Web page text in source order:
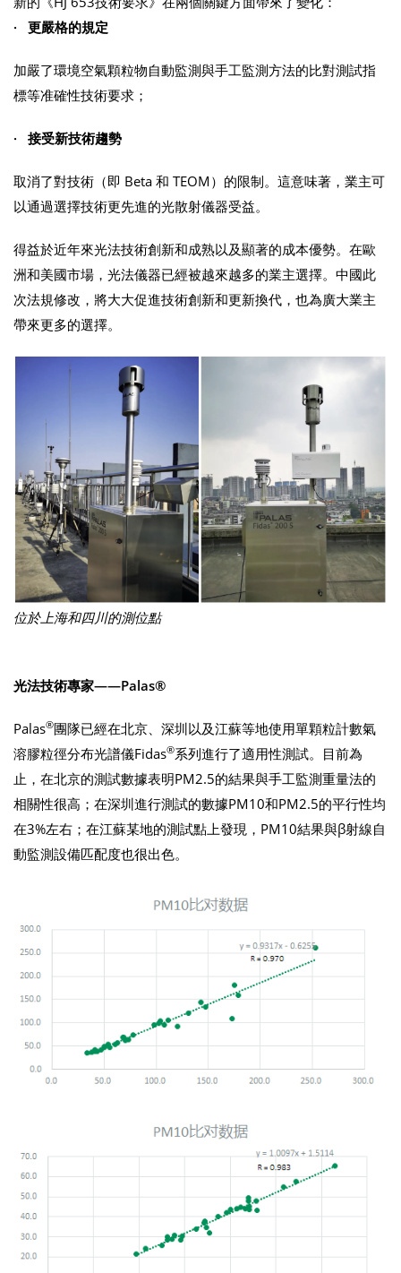
· 更嚴格的規定
加嚴了環境空氣顆粒物自動監測與手工監測方法的比對測試指
標等准確性技術要求；
· 接受新技術趨勢
取消了對技術（即 Beta 和 TEOM）的限制。這意味著，業主可
以通過選擇技術更先進的光散射儀器受益。
得益於近年來光法技術創新和成熟以及顯著的成本優勢。在歐
洲和美國市場，光法儀器已經被越來越多的業主選擇。中國此
次法規修改，將大大促進技術創新和更新換代，也為廣大業主
帶來更多的選擇。
位於上海和四川的測位點
光法技術專家——Palas®
Palas®團隊已經在北京、深圳以及江蘇等地使用單顆粒計數氣
溶膠粒徑分布光譜儀Fidas®系列進行了適用性測試。目前為
止，在北京的測試數據表明PM2.5的結果與手工監測重量法的
相關性很高；在深圳進行測試的數據PM10和PM2.5的平行性均
在3%左右；在江蘇某地的測試點上發現，PM10結果與β射線自
動監測設備匹配度也很出色。